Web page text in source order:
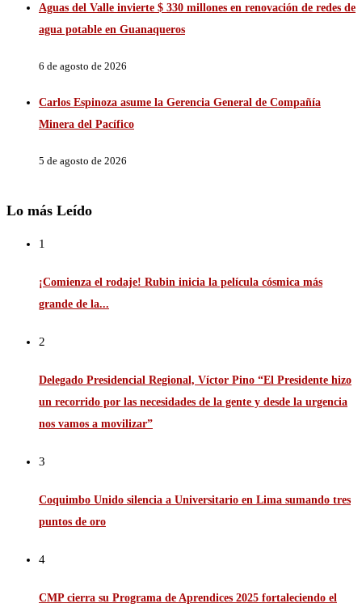
Aguas del Valle invierte $ 330 millones en renovación de redes de
agua potable en Guanaqueros
6 de agosto de 2026
Carlos Espinoza asume la Gerencia General de Compañía
Minera del Pacífico
5 de agosto de 2026
Lo más Leído
1
¡Comienza el rodaje! Rubin inicia la película cósmica más
grande de la...
2
Delegado Presidencial Regional, Víctor Pino “El Presidente hizo
un recorrido por las necesidades de la gente y desde la urgencia
nos vamos a movilizar”
3
Coquimbo Unido silencia a Universitario en Lima sumando tres
puntos de oro
4
CMP cierra su Programa de Aprendices 2025 fortaleciendo el